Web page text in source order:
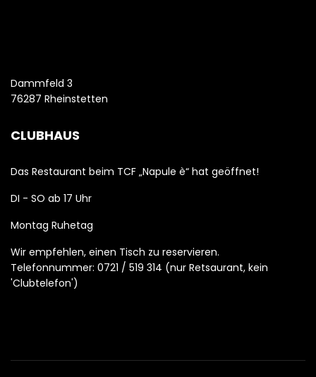
Dammfeld 3
76287 Rheinstetten
CLUBHAUS
Das Restaurant beim TCF „Napule è“ hat geöffnet!
DI - SO ab 17 Uhr
Montag Ruhetag
Wir empfehlen, einen Tisch zu reservieren.
Telefonnummer: 0721 / 519 314 (nur Retsaurant, kein
'Clubtelefon')